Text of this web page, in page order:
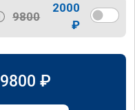
9800
2000
₽
9800 ₽